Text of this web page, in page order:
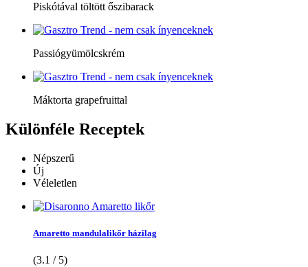
Piskótával töltött őszibarack
Passiógyümölcskrém
Máktorta grapefruittal
Különféle Receptek
Népszerű
Új
Véleletlen
Amaretto mandulalikőr házilag
(3.1 / 5)